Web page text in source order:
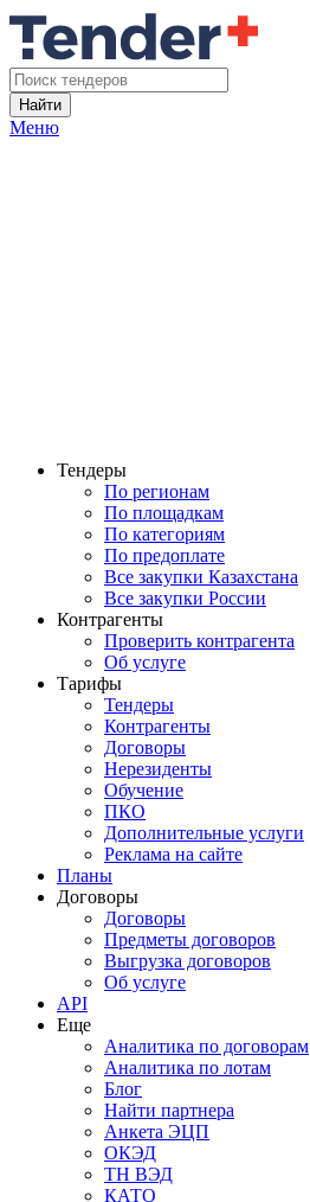
Найти
Меню
Тендеры
По регионам
По площадкам
По категориям
По предоплате
Все закупки Казахстана
Все закупки России
Контрагенты
Проверить контрагента
Об услуге
Тарифы
Тендеры
Контрагенты
Договоры
Нерезиденты
Обучение
ПКО
Дополнительные услуги
Реклама на сайте
Планы
Договоры
Договоры
Предметы договоров
Выгрузка договоров
Об услуге
API
Еще
Аналитика по договорам
Аналитика по лотам
Блог
Найти партнера
Анкета ЭЦП
ОКЭД
ТН ВЭД
КАТО